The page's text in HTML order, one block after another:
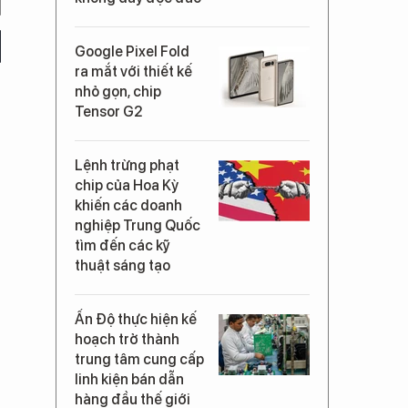
Google Pixel Fold
ra mắt với thiết kế
nhỏ gọn, chip
Tensor G2
Lệnh trừng phạt
chip của Hoa Kỳ
khiến các doanh
nghiệp Trung Quốc
tìm đến các kỹ
thuật sáng tạo
Ấn Độ thực hiện kế
hoạch trở thành
trung tâm cung cấp
linh kiện bán dẫn
hàng đầu thế giới